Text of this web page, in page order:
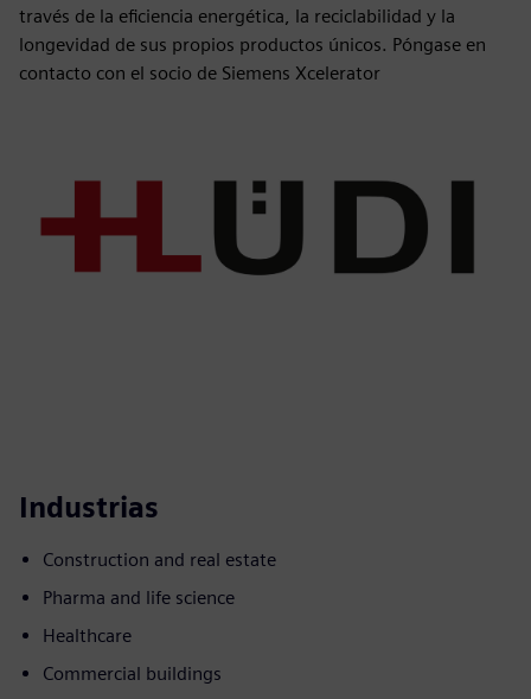
través de la eficiencia energética, la reciclabilidad y la
longevidad de sus propios productos únicos. Póngase en
contacto con el socio de Siemens Xcelerator
Industrias
Construction and real estate
Pharma and life science
Healthcare
Commercial buildings